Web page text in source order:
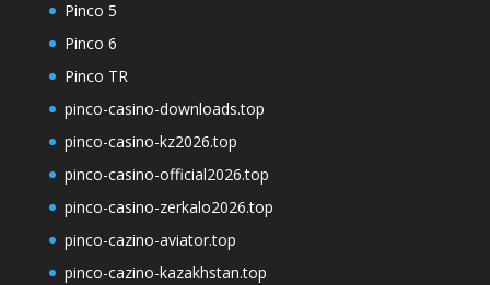
Pinco 5
Pinco 6
Pinco TR
pinco-casino-downloads.top
pinco-casino-kz2026.top
pinco-casino-official2026.top
pinco-casino-zerkalo2026.top
pinco-cazino-aviator.top
pinco-cazino-kazakhstan.top